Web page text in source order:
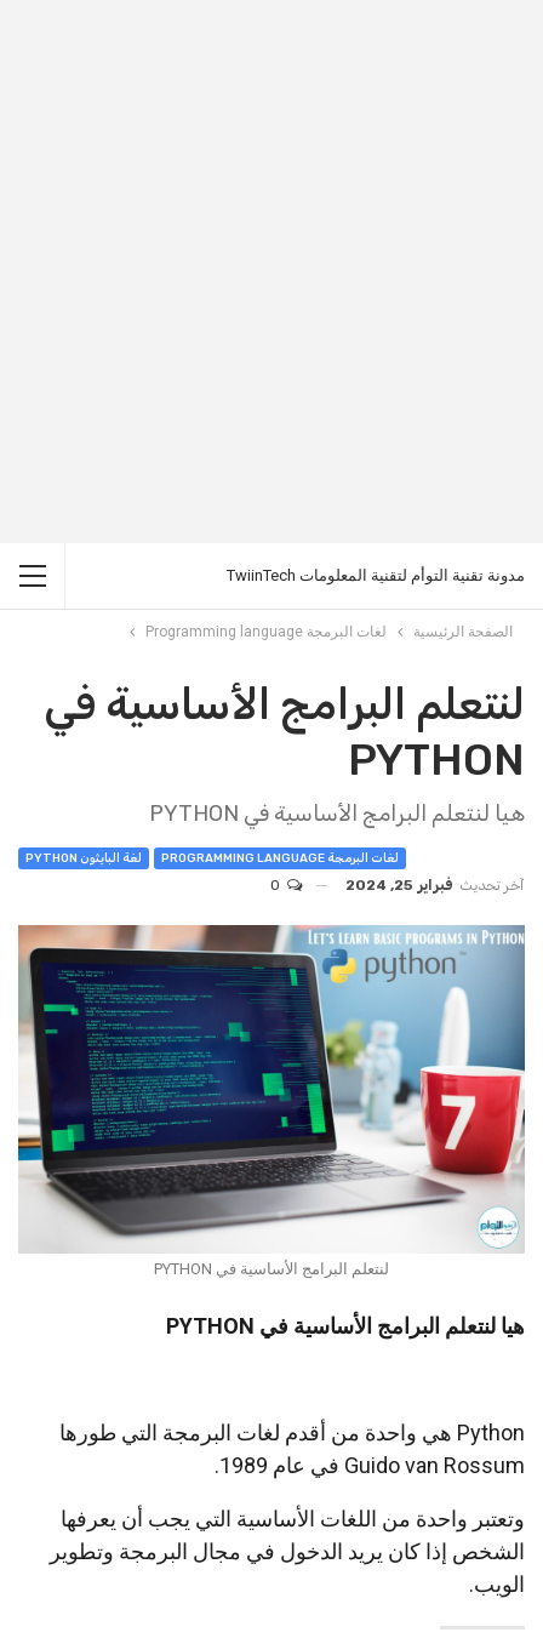
مدونة تقنية التوأم لتقنية المعلومات TwiinTech
الصفحة الرئيسية لغات البرمجة Programming language
لنتعلم البرامج الأساسية في
PYTHON
هيا لنتعلم البرامج الأساسية في PYTHON
لغات البرمجة PROGRAMMING LANGUAGE لغة البايثون PYTHON
آخر تحديث فبراير 25, 2024
لنتعلم البرامج الأساسية في PYTHON
هيا لنتعلم البرامج الأساسية في PYTHON
Python هي واحدة من أقدم لغات البرمجة التي طورها
Guido van Rossum في عام 1989.
وتعتبر واحدة من اللغات الأساسية التي يجب أن يعرفها
الشخص إذا كان يريد الدخول في مجال البرمجة وتطوير
الويب.